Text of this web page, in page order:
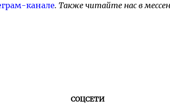
канале. Также читайте нас в
СОЦСЕТИ